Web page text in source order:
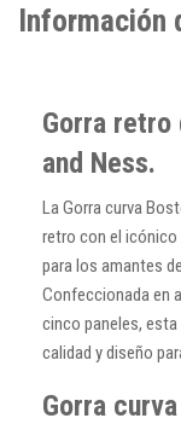
Información
Gorra retro
and Ness.
La Gorra curva
retro con el
para los amantes
Confeccionada en
cinco paneles,
calidad y diseño
Gorra